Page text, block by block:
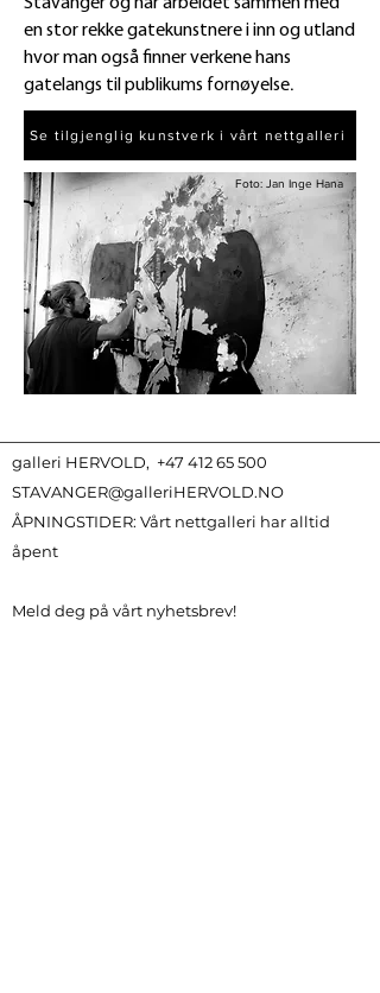
en stor rekke gatekunstnere i inn og utland
hvor man også finner verkene hans
gatelangs til publikums fornøyelse.
Se tilgjenglig kunstverk i vårt nettgalleri
Foto: Jan Inge Hana
galleri HERVOLD, +47 412 65 500
STAVANGER@galleriHERVOLD.NO
ÅPNINGSTIDER: Vårt nettgalleri har alltid
åpent
Meld deg på vårt nyhetsbrev!